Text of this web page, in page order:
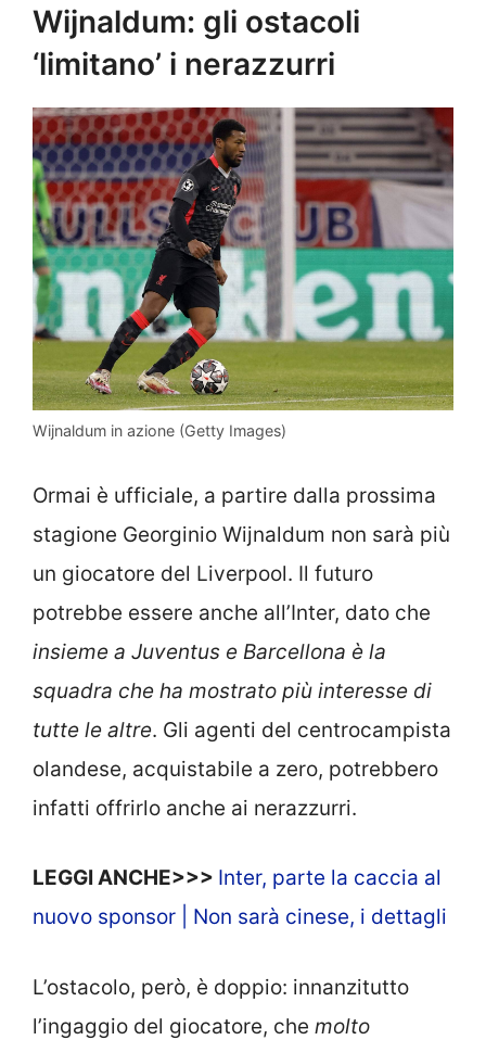
Wijnaldum: gli ostacoli
‘limitano’ i nerazzurri
Wijnaldum in azione (Getty Images)
Ormai è ufficiale, a partire dalla prossima
stagione Georginio Wijnaldum non sarà più
un giocatore del Liverpool. Il futuro
potrebbe essere anche all’Inter, dato che
insieme a Juventus e Barcellona è la
squadra che ha mostrato più interesse di
tutte le altre. Gli agenti del centrocampista
olandese, acquistabile a zero, potrebbero
infatti offrirlo anche ai nerazzurri.
LEGGI ANCHE>>> Inter, parte la caccia al
nuovo sponsor | Non sarà cinese, i dettagli
L’ostacolo, però, è doppio: innanzitutto
l’ingaggio del giocatore, che molto